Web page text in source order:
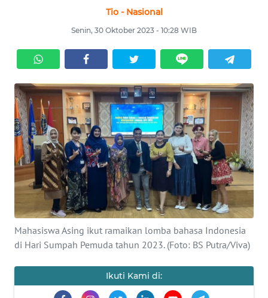
Tio - Nasional
Senin, 30 Oktober 2023 - 10:28 WIB
Mahasiswa Asing ikut ramaikan lomba bahasa Indonesia
di Hari Sumpah Pemuda tahun 2023. (Foto: BS Putra/Viva)
Ikuti Kami di:
EKUIN
SAINS-TEKNO
KESEHATAN
INTERNASIONAL
SERBA-SERBI
PENDIDIKAN
OLAHRAGA